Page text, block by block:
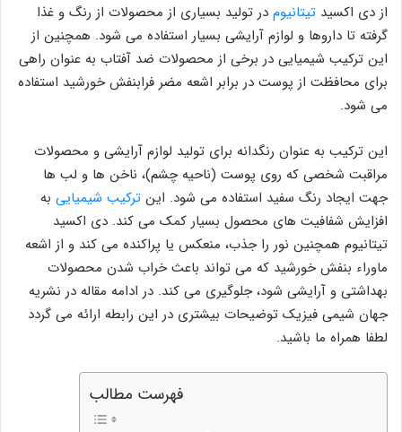
از دی اکسید تیتانیوم در تولید بسیاری از محصولات از رنگ و غذا
گرفته تا داروها و لوازم آرایشی بسیار استفاده می شود. همچنین از
این ترکیب شیمیایی در برخی از محصولات ضد آفتاب به عنوان راهی
برای محافظت از پوست در برابر اشعه مضر فرابنفش خورشید استفاده
می شود.
این ترکیب به عنوان رنگدانه برای تولید لوازم آرایشی و محصولات
مراقبت شخصی که روی پوست (ناحیه چشم)، ناخن ها و لب ها
جهت ایجاد رنگ سفید استفاده می شود. این ترکیب شیمیایی به
افزایش شفافیت های محصول بسیار کمک می کند. دی اکسید
تیتانیوم همچنین نور را جذب، منعکس یا پراکنده می کند و از اشعه
ماوراء بنفش خورشید که می تواند باعث خراب شدن محصولات
بهداشتی و آرایشی شود، جلوگیری می کند. در ادامه مقاله در نشریه
جهان شیمی فیزیک توضیحات بیشتری در این رابطه ارائه می گردد
لطفا همراه ما باشید.
فهرست مطالب